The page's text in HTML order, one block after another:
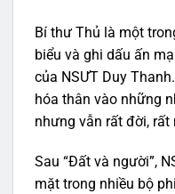
Bí thư Thủ là một
biểu và ghi dấu ấn
của NSƯT Duy
hóa thân vào những
nhưng vẫn rất đời, rất
Sau “Đất và người”,
mặt trong nhiều bộ